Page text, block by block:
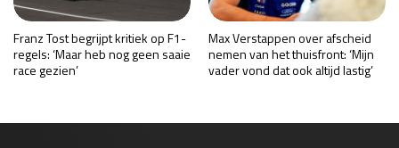
Franz Tost begrijpt kritiek op F1-
regels: ‘Maar heb nog geen saaie
race gezien’
Max Verstappen over afscheid
nemen van het thuisfront: ‘Mijn
vader vond dat ook altijd lastig’